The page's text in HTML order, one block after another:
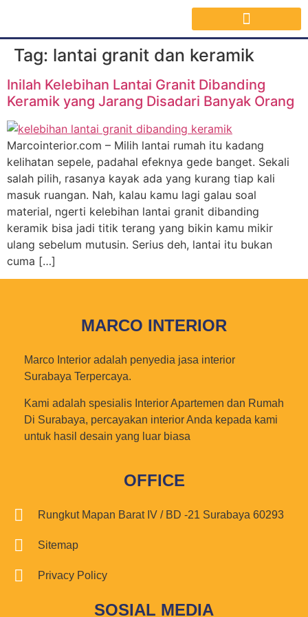
Tag: lantai granit dan keramik
Inilah Kelebihan Lantai Granit Dibanding
Keramik yang Jarang Disadari Banyak Orang
Marcointerior.com – Milih lantai rumah itu kadang
kelihatan sepele, padahal efeknya gede banget. Sekali
salah pilih, rasanya kayak ada yang kurang tiap kali
masuk ruangan. Nah, kalau kamu lagi galau soal
material, ngerti kelebihan lantai granit dibanding
keramik bisa jadi titik terang yang bikin kamu mikir
ulang sebelum mutusin. Serius deh, lantai itu bukan
cuma […]
MARCO INTERIOR
Marco Interior adalah penyedia jasa interior
Surabaya Terpercaya.
Kami adalah spesialis Interior Apartemen dan Rumah
Di Surabaya, percayakan interior Anda kepada kami
untuk hasil desain yang luar biasa
OFFICE
Rungkut Mapan Barat IV / BD -21 Surabaya 60293
Sitemap
Privacy Policy
SOSIAL MEDIA